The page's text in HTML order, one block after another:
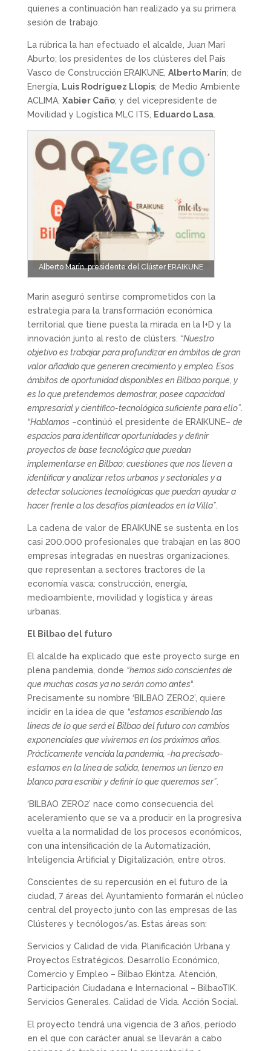
quienes a continuación han realizado ya su primera
sesión de trabajo.
La rúbrica la han efectuado el alcalde, Juan Mari
Aburto; los presidentes de los clústeres del País
Vasco de Construcción ERAIKUNE, Alberto Marín; de
Energía,
Luis Rodríguez Llopis; de Medio Ambiente
ACLIMA, Xabier Caño; y del vicepresidente de
Movilidad y Logística MLC ITS,
Eduardo Lasa.
Alberto Marín, presidente del Clúster ERAIKUNE
Marín aseguró sentirse comprometidos con la
estrategia para la transformación económica
territorial que tiene puesta la mirada en la I+D y la
innovación junto al resto de clústers. “Nuestro
objetivo es trabajar para profundizar en ámbitos de gran
valor añadido que generen crecimiento y empleo. Esos
ámbitos de oportunidad disponibles en Bilbao porque, y
es lo que pretendemos demostrar, posee capacidad
empresarial y científico-tecnológica suficiente para ello”.
“Hablamos–continúó el presidente de ERAIKUNE– de
espacios para identificar oportunidades y definir
proyectos de base tecnológica que puedan
implementarse en Bilbao; cuestiones que nos lleven a
identificar y analizar retos urbanos y sectoriales y a
detectar soluciones tecnológicas que puedan ayudar a
hacer frente a los desafíos planteados en la Villa”.
La cadena de valor de ERAIKUNE se sustenta en los
casi 200.000 profesionales que trabajan en las 800
empresas integradas en nuestras organizaciones,
que representan a sectores tractores de la
economía vasca: construcción, energía,
medioambiente, movilidad y logística y áreas
urbanas.
El Bilbao del futuro
El alcalde ha explicado que este proyecto surge en
plena pandemia, donde “hemos sido conscientes de
que muchas cosas ya no serán como antes“.
Precisamente su nombre ‘BILBAO ZERO2’, quiere
incidir en la idea de que “estamos escribiendo las
líneas de lo que será el Bilbao del futuro con cambios
exponenciales que viviremos en los próximos años.
Prácticamente vencida la pandemia, -ha precisado-
estamos en la línea de salida, tenemos un lienzo en
blanco para escribir y definir lo que queremos ser”.
‘BILBAO ZERO2’ nace como consecuencia del
aceleramiento que se va a producir en la progresiva
vuelta a la normalidad de los procesos económicos,
con una intensificación de la Automatización,
Inteligencia Artificial y Digitalización, entre otros.
Conscientes de su repercusión en el futuro de la
ciudad, 7 áreas del Ayuntamiento formarán el núcleo
central del proyecto junto con las empresas de las
Clústeres y tecnólogos/as. Estas áreas son:
Servicios y Calidad de vida. Planificación Urbana y
Proyectos Estratégicos. Desarrollo Económico,
Comercio y Empleo – Bilbao Ekintza. Atención,
Participación Ciudadana e Internacional – BilbaoTIK.
Servicios Generales. Calidad de Vida. Acción Social.
El proyecto tendrá una vigencia de 3 años, período
en el que con carácter anual se llevarán a cabo